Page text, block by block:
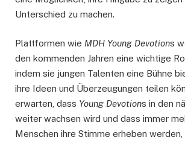
Unterschied zu machen.
Plattformen wie MDH Young Devotions
den kommenden Jahren eine wichtige
indem sie jungen Talenten eine Bühne
ihre Ideen und Überzeugungen teilen
erwarten, dass Young Devotions in den
weiter wachsen wird und dass immer
Menschen ihre Stimme erheben werden,